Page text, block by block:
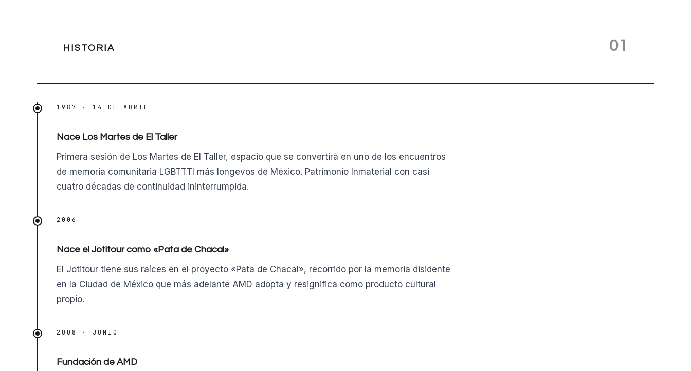
HISTORIA 01
1987 · 14 DE ABRIL
Nace Los Martes de El Taller
Primera sesión de Los Martes de El Taller, espacio que se convertirá en uno de los encuentros
de memoria comunitaria LGBTTTI más longevos de México. Patrimonio Inmaterial con casi
cuatro décadas de continuidad ininterrumpida.
2006
Nace el Jotitour como «Pata de Chacal»
El Jotitour tiene sus raíces en el proyecto «Pata de Chacal», recorrido por la memoria disidente
en la Ciudad de México que más adelante AMD adopta y resignifica como producto cultural
propio.
2008 · JUNIO
Fundación de AMD